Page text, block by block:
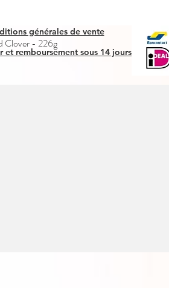
Aperçu rapide
Clover - 226g
générales de vente
et remboursement sous 14 jours